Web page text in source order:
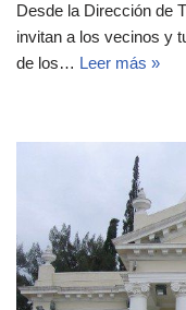
Desde la Dirección de
invitan a los vecinos y
de los… Leer más »